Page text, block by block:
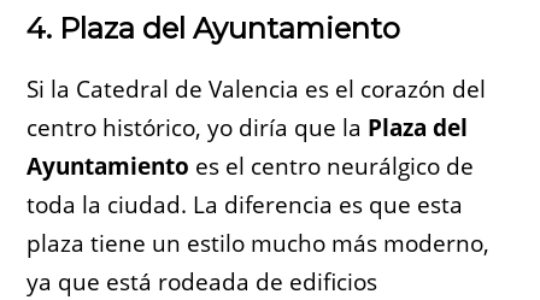
4. Plaza del Ayuntamiento
Si la Catedral de Valencia es el corazón del
centro histórico, yo diría que la Plaza del
Ayuntamiento es el centro neurálgico de
toda la ciudad. La diferencia es que esta
plaza tiene un estilo mucho más moderno,
ya que está rodeada de edificios